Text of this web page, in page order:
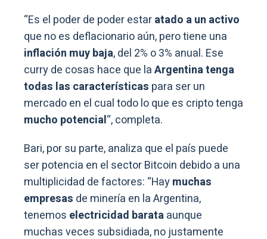
“Es el poder de poder estaratado a un activo
que no es deflacionario aún, pero tiene una
inflación muy baja, del 2% o 3% anual. Ese
curry de cosas hace que laArgentina tenga
todas las características para ser un
mercado en el cual todo lo que es cripto tenga
mucho potencial“, completa.
Bari, por su parte, analiza que el país puede
ser potencia en el sector Bitcoin debido a una
multiplicidad de factores: “Haymuchas
empresas de minería en la Argentina,
tenemos electricidad barataaunque
muchas veces subsidiada, no justamente